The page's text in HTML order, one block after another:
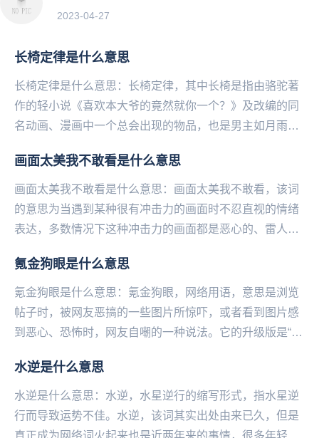
2023-04-27
长椅定律是什么意思
长椅定律是什么意思：长椅定律，其中长椅是指由骆驼著
作的轻小说《喜欢本大爷的竟然就你一个？》及改编的同
名动画、漫画中一个总会出现的物品，也是男主如月雨露
单...
画面太美我不敢看是什么意思
画面太美我不敢看是什么意思：画面太美我不敢看，该词
的意思为当遇到某种很有冲击力的画面时不忍直视的情绪
表达，多数情况下这种冲击力的画面都是恶心的、雷人
却...
氪金狗眼是什么意思
氪金狗眼是什么意思：氪金狗眼，网络用语，意思是浏览
帖子时，被网友恶搞的一些图片所惊吓，或者看到图片感
到恶心、恐怖时，网友自嘲的一种说法。它的升级版是“硬
水逆是什么意思
水逆是什么意思：水逆，水星逆行的缩写形式，指水星逆
行而导致运势不佳。水逆，该词其实出处由来已久，但是
真正成为网络词火起来也是近两年来的事情，很多年轻人